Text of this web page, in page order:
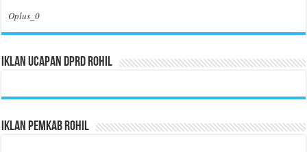
Oplus_0
Iklan Ucapan DPRD Rohil
Iklan Pemkab Rohil